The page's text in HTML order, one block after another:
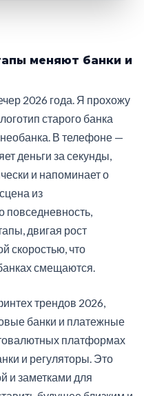
меняют банки и
2026 года. Я прохожу
старого банка
необанка. В телефоне —
деньги за секунды,
и напоминает о
из
повседневность,
двигая рост
скоростью, что
смещаются.
трендов 2026,
банки и платежные
платформах
и регуляторы. Это
и заметками для